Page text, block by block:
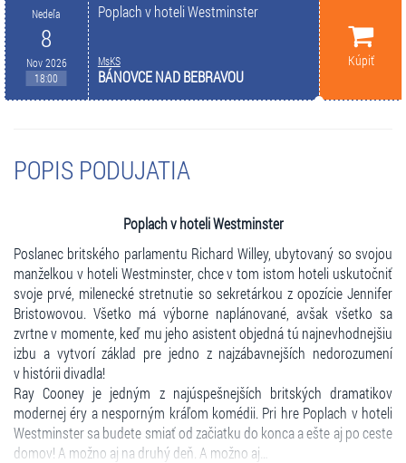
Nedeľa
8
Nov 2026
18:00
Poplach v hoteli Westminster
MsKS
BÁNOVCE NAD BEBRAVOU
Kúpiť
POPIS PODUJATIA
Poplach v hoteli Westminster
Poslanec britského parlamentu Richard Willey, ubytovaný so svojou
manželkou v hoteli Westminster, chce v tom istom hoteli uskutočniť
svoje prvé, milenecké stretnutie so sekretárkou z opozície Jennifer
Bristowovou. Všetko má výborne naplánované, avšak všetko sa
zvrtne v momente, keď mu jeho asistent objedná tú najnevhodnejšiu
izbu a vytvorí základ pre jedno z najzábavnejších nedorozumení
v histórii divadla!
Ray Cooney je jedným z najúspešnejších britských dramatikov
modernej éry a nesporným kráľom komédii. Pri hre Poplach v hoteli
Westminster sa budete smiať od začiatku do konca a ešte aj po ceste
domov! A možno aj na druhý deň. A možno aj…